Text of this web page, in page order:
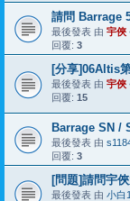
請問 Barrage
最後發表 由 宇俠
回覆: 3
[分享]06Altis
最後發表 由 宇俠
回覆: 15
Barrage SN /
最後發表 由
回覆: 3
[問題]請問宇
最後發表 由 小白